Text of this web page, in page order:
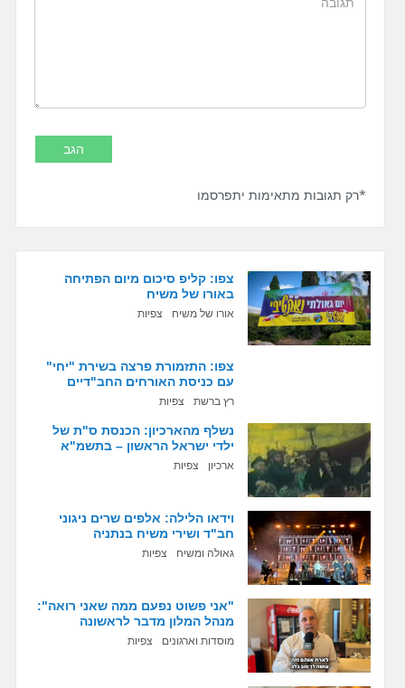
*רק תגובות מתאימות יתפרסמו
צפו: קליפ סיכום מיום הפתיחה
באורו של משיח
אורו של משיח צפיות
צפו: התזמורת פרצה בשירת "יחי"
עם כניסת האורחים החב"דיים
רץ ברשת צפיות
נשלף מהארכיון: הכנסת ס"ת של
ילדי ישראל הראשון – בתשמ"א
ארכיון צפיות
וידאו הלילה: אלפים שרים ניגוני
חב"ד ושירי משיח בנתניה
גאולה ומשיח צפיות
"אני פשוט נפעם ממה שאני רואה":
מנהל המלון מדבר לראשונה
מוסדות וארגונים צפיות